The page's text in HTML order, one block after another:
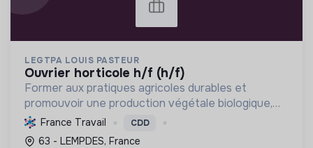
LEGTPA LOUIS PASTEUR
ouvrier horticole h/f (h/f)
Former aux pratiques agricoles durables et
promouvoir une production végétale biologique,
participant à la transition écologique via
l'enseignement et une exploitation modèle.
France Travail CDD
63 - LEMPDES, France